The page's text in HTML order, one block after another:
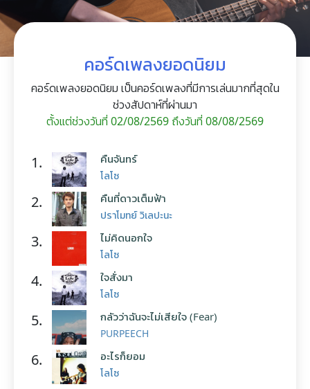
คอร์ดเพลงยอดนิยม
คอร์ดเพลงยอดนิยม เป็นคอร์ดเพลงที่มีการเล่นมากที่สุดใน
ช่วงสัปดาห์ที่ผ่านมา
ตั้งแต่ช่วงวันที่ 02/08/2569 ถึงวันที่ 08/08/2569
1. คืนจันทร์
โลโซ
2. คืนที่ดาวเต็มฟ้า
ปราโมทย์ วิเลปะนะ
3. ไม่คิดนอกใจ
โลโซ
4. ใจสั่งมา
โลโซ
5. กลัวว่าฉันจะไม่เสียใจ (Fear)
PURPEECH
6. อะไรก็ยอม
โลโซ